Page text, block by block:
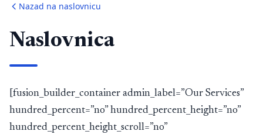
Ponos i glas
Daljinski u ruke
Romski put
O nama
Nazad na naslovnicu
Naslovnica
[fusion_builder_container admin_label=”Our Services”
hundred_percent=”no” hundred_percent_height=”no”
hundred_percent_height_scroll=”no”